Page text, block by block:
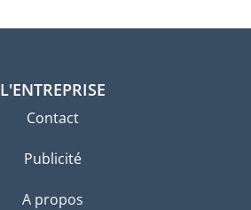
L'ENTREPRISE
Contact
Publicité
A propos